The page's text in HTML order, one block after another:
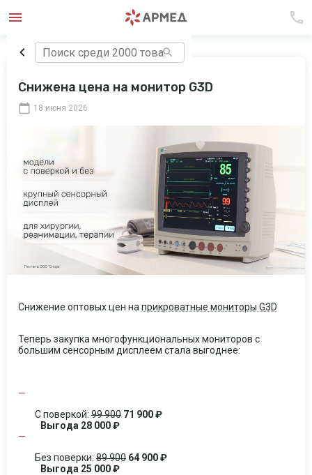
Снижена цена на монитор G3D
18 июня 2026
Снижение оптовых цен на прикроватные мониторы G3D
Теперь закупка многофункциональных мониторов с
большим сенсорным дисплеем стала выгоднее:
С поверкой: 99 900 71 900 ₽
Выгода 28 000 ₽
Без поверки: 89 900 64 900 ₽
Выгода 25 000 ₽